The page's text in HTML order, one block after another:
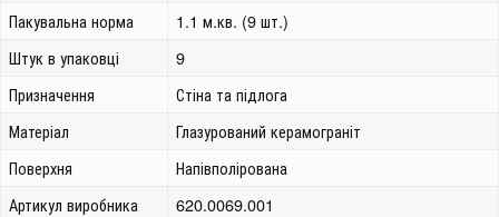
Пакувальна норма
1.1 м.кв. (9 шт.)
Штук в упаковці
9
Призначення
Стіна та підлога
Матеріал
Глазурований керамограніт
Поверхня
Напівполірована
Артикул виробника
620.0069.001